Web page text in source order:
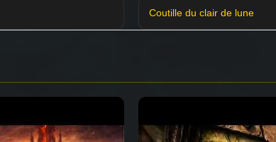
Coutille du clair de lune